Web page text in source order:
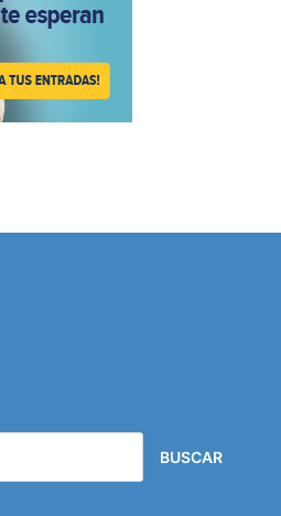
BUSCAR